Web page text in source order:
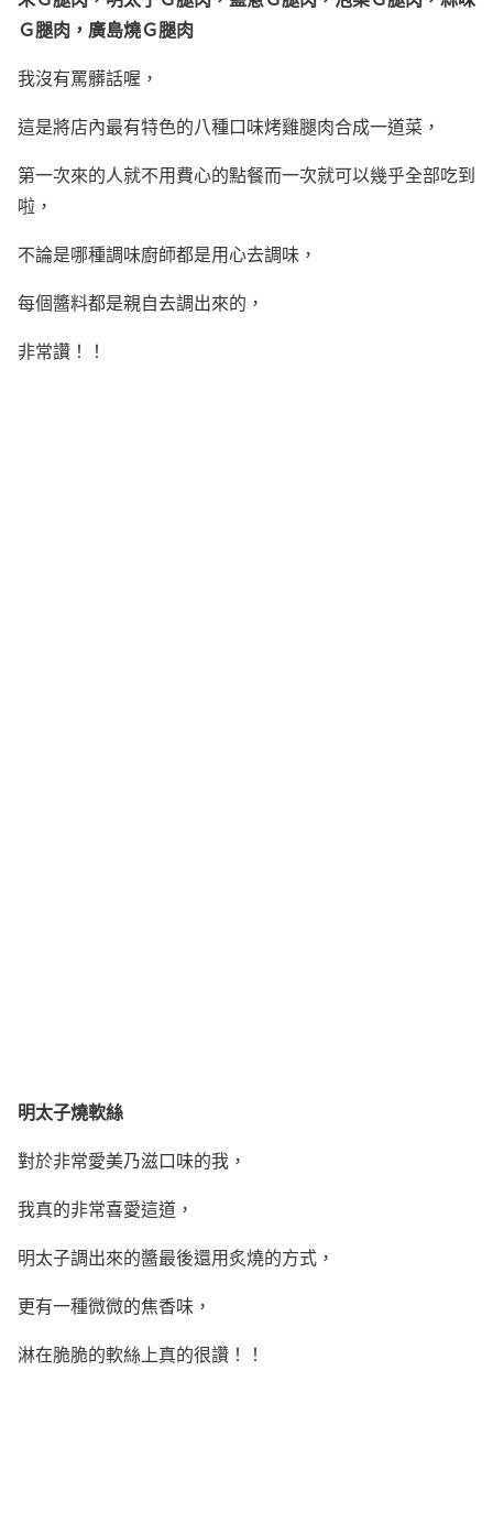
Ｇ腿肉，廣島燒Ｇ腿肉
我沒有罵髒話喔，
這是將店內最有特色的八種口味烤雞腿肉合成一道菜，
第一次來的人就不用費心的點餐而一次就可以幾乎全部吃到
啦，
不論是哪種調味廚師都是用心去調味，
每個醬料都是親自去調出來的，
非常讚！！
明太子燒軟絲
對於非常愛美乃滋口味的我，
我真的非常喜愛這道，
明太子調出來的醬最後還用炙燒的方式，
更有一種微微的焦香味，
淋在脆脆的軟絲上真的很讚！！